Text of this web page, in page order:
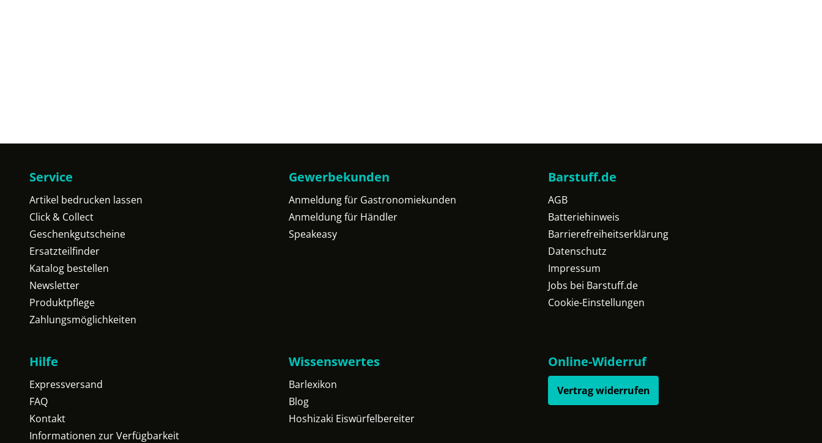
Service
Artikel bedrucken lassen
Click & Collect
Geschenkgutscheine
Ersatzteilfinder
Katalog bestellen
Newsletter
Produktpflege
Zahlungsmöglichkeiten
Gewerbekunden
Anmeldung für Gastronomiekunden
Anmeldung für Händler
Speakeasy
Barstuff.de
AGB
Batteriehinweis
Barrierefreiheitserklärung
Datenschutz
Impressum
Jobs bei Barstuff.de
Cookie-Einstellungen
Hilfe
Expressversand
FAQ
Kontakt
Informationen zur Verfügbarkeit
Wissenswertes
Barlexikon
Blog
Hoshizaki Eiswürfelbereiter
Online-Widerruf
Vertrag widerrufen